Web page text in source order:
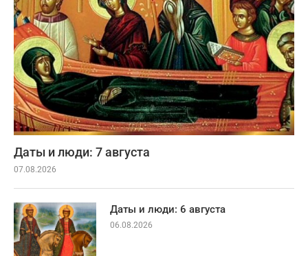
Даты и люди: 7 августа
07.08.2026
Даты и люди: 6 августа
06.08.2026